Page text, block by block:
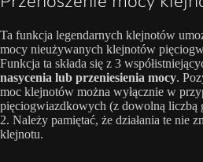
Ta funkcja legendarnych klejnotów
mocy nieużywanych klejnotów
Funkcja ta składa się z 3
nasycenia lub przeniesienia mocy.
moc klejnotów można wyłącznie w
pięciogwiazdkowych (z dowolną liczbą
2. Należy pamiętać, że działania te nie
klejnotu.